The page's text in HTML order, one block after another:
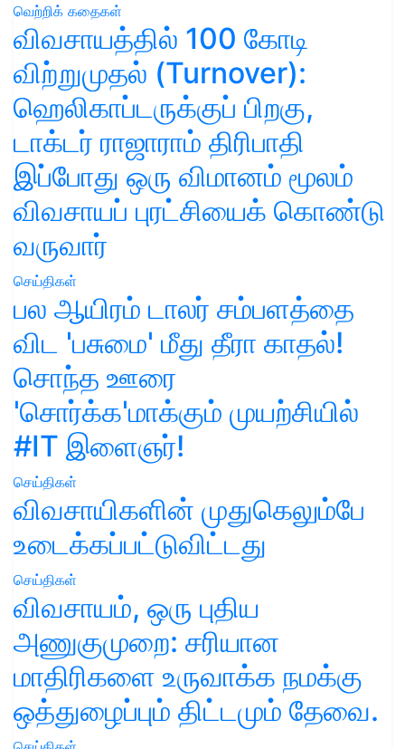
வெற்றிக் கதைகள்
விவசாயத்தில் 100 கோடி
விற்றுமுதல் (Turnover):
ஹெலிகாப்டருக்குப் பிறகு,
டாக்டர் ராஜாராம் திரிபாதி
இப்போது ஒரு விமானம் மூலம்
விவசாயப் புரட்சியைக் கொண்டு
வருவார்
செய்திகள்
பல ஆயிரம் டாலர் சம்பளத்தை
விட 'பசுமை' மீது தீரா காதல்!
சொந்த ஊரை
'சொர்க்க'மாக்கும் முயற்சியில்
#IT இளைஞர்!
செய்திகள்
விவசாயிகளின் முதுகெலும்பே
உடைக்கப்பட்டுவிட்டது
செய்திகள்
விவசாயம், ஒரு புதிய
அணுகுமுறை: சரியான
மாதிரிகளை உருவாக்க நமக்கு
ஒத்துழைப்பும் திட்டமும் தேவை.